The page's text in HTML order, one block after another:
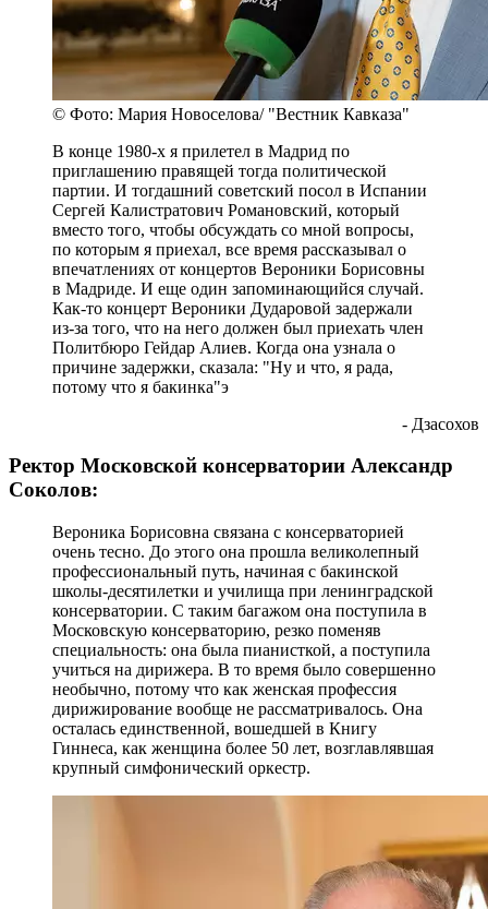
© Фото: Мария Новоселова/ "Вестник Кавказа"
В конце 1980-х я прилетел в Мадрид по
приглашению правящей тогда политической
партии. И тогдашний советский посол в Испании
Сергей Калистратович Романовский, который
вместо того, чтобы обсуждать со мной вопросы,
по которым я приехал, все время рассказывал о
впечатлениях от концертов Вероники Борисовны
в Мадриде. И еще один запоминающийся случай.
Как-то концерт Вероники Дударовой задержали
из-за того, что на него должен был приехать член
Политбюро Гейдар Алиев. Когда она узнала о
причине задержки, сказала: "Ну и что, я рада,
потому что я бакинка"э
- Дзасохов
Ректор Московской консерватории Александр
Соколов:
Вероника Борисовна связана с консерваторией
очень тесно. До этого она прошла великолепный
профессиональный путь, начиная с бакинской
школы-десятилетки и училища при ленинградской
консерватории. С таким багажом она поступила в
Московскую консерваторию, резко поменяв
специальность: она была пианисткой, а поступила
учиться на дирижера. В то время было совершенно
необычно, потому что как женская профессия
дирижирование вообще не рассматривалось. Она
осталась единственной, вошедшей в Книгу
Гиннеса, как женщина более 50 лет, возглавлявшая
крупный симфонический оркестр.